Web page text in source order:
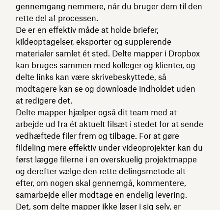
gennemgang nemmere, når du bruger dem til den
rette del af processen.
De er en effektiv måde at holde briefer,
kildeoptagelser, eksporter og supplerende
materialer samlet ét sted. Delte mapper i Dropbox
kan bruges sammen med kolleger og klienter, og
delte links kan være skrivebeskyttede, så
modtagere kan se og downloade indholdet uden
at redigere det.
Delte mapper hjælper også dit team med at
arbejde ud fra ét aktuelt filsæt i stedet for at sende
vedhæftede filer frem og tilbage. For at gøre
fildeling mere effektiv under videoprojekter kan du
først lægge filerne i en overskuelig projektmappe
og derefter vælge den rette delingsmetode alt
efter, om nogen skal gennemgå, kommentere,
samarbejde eller modtage en endelig levering.
Det, som delte mapper ikke løser i sig selv, er